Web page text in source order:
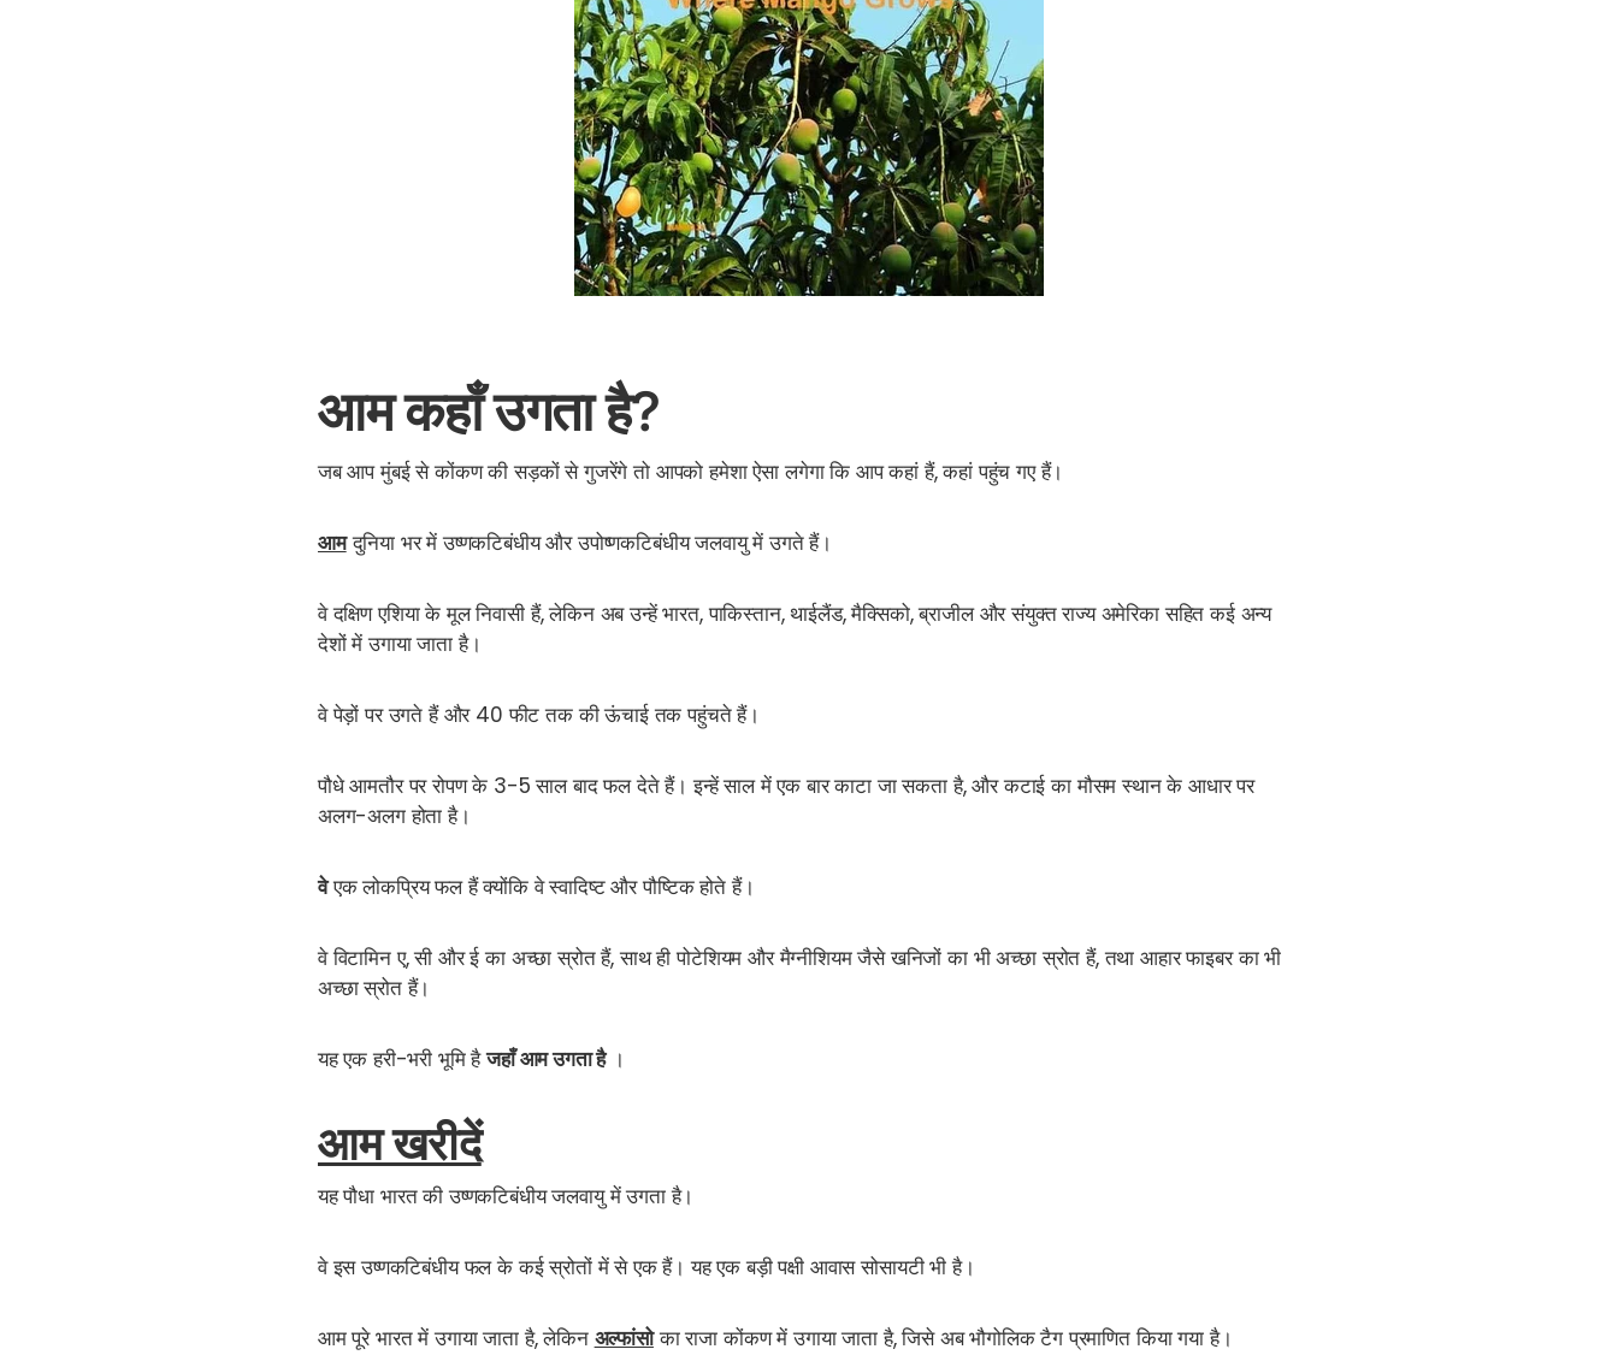
आम कहाँ उगता है?
जब आप मुंबई से कोंकण की सड़कों से गुजरेंगे तो आपको हमेशा ऐसा लगेगा कि आप कहां हैं, कहां पहुंच गए हैं।
आम दुनिया भर में उष्णकटिबंधीय और उपोष्णकटिबंधीय जलवायु में उगते हैं।
वे दक्षिण एशिया के मूल निवासी हैं, लेकिन अब उन्हें भारत, पाकिस्तान, थाईलैंड, मैक्सिको, ब्राजील और संयुक्त राज्य अमेरिका सहित कई अन्य
देशों में उगाया जाता है।
वे पेड़ों पर उगते हैं और 40 फीट तक की ऊंचाई तक पहुंचते हैं।
पौधे आमतौर पर रोपण के 3-5 साल बाद फल देते हैं। इन्हें साल में एक बार काटा जा सकता है, और कटाई का मौसम स्थान के आधार पर
अलग-अलग होता है।
वेएक लोकप्रिय फल हैं क्योंकि वे स्वादिष्ट और पौष्टिक होते हैं।
वे विटामिन ए, सी और ई का अच्छा स्रोत हैं, साथ ही पोटेशियम और मैग्नीशियम जैसे खनिजों का भी अच्छा स्रोत हैं, तथा आहार फाइबर का भी
अच्छा स्रोत हैं।
यह एक हरी-भरी भूमि है जहाँ आम उगता है ।
आम खरीदें
यह पौधा भारत की उष्णकटिबंधीय जलवायु में उगता है।
वे इस उष्णकटिबंधीय फल के कई स्रोतों में से एक हैं। यह एक बड़ी पक्षी आवास सोसायटी भी है।
आम पूरे भारत में उगाया जाता है, लेकिन अल्फांसोका राजाकोंकण में उगाया जाता है, जिसे अब भौगोलिक टैग प्रमाणित किया गया है।